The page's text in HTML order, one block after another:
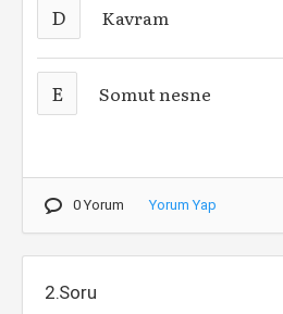
D Kavram
E Somut nesne
0 Yorum Yorum Yap
2.Soru